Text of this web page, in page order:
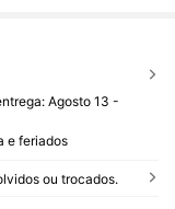
Agosto 13 -
e feriados
ou trocados.